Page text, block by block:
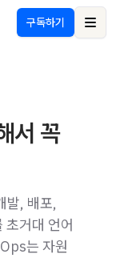
구독하기
서 꼭
발, 배포,
거대 언어
는 자원